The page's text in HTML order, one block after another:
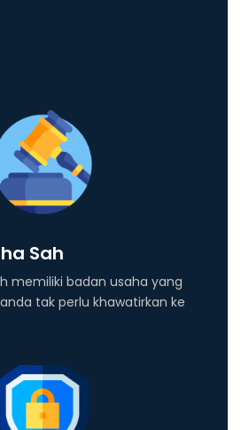
Sah
memiliki badan usaha yang
tak perlu khawatirkan ke